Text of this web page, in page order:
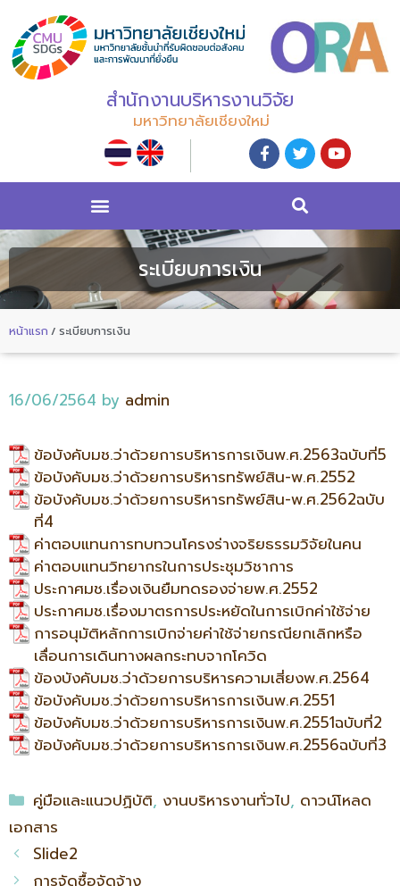
สำนักงานบริหารงานวิจัย
มหาวิทยาลัยเชียงใหม่
ระเบียบการเงิน
หน้าแรก / ระเบียบการเงิน
16/06/2564 by admin
ข้อบังคับมช.ว่าด้วยการบริหารการเงินพ.ศ.2563ฉบับที่5
ข้อบังคับมช.ว่าด้วยการบริหารทรัพย์สิน-พ.ศ.2552
ข้อบังคับมช.ว่าด้วยการบริหารทรัพย์สิน-พ.ศ.2562ฉบับ
ที่4
ค่าตอบแทนการทบทวนโครงร่างจริยธรรมวิจัยในคน
ค่าตอบแทนวิทยากรในการประชุมวิชาการ
ประกาศมช.เรื่องเงินยืมทดรองจ่ายพ.ศ.2552
ประกาศมช.เรื่องมาตรการประหยัดในการเบิกค่าใช้จ่าย
การอนุมัติหลักการเบิกจ่ายค่าใช้จ่ายกรณียกเลิกหรือ
เลื่อนการเดินทางผลกระทบจากโควิด
ข้องบังคับมช.ว่าด้วยการบริหารความเสี่ยงพ.ศ.2564
ข้อบังคับมช.ว่าด้วยการบริหารการเงินพ.ศ.2551
ข้อบังคับมช.ว่าด้วยการบริหารการเงินพ.ศ.2551ฉบับที่2
ข้อบังคับมช.ว่าด้วยการบริหารการเงินพ.ศ.2556ฉบับที่3
คู่มือและแนวปฏิบัติ, งานบริหารงานทั่วไป, ดาวน์โหลด
เอกสาร
Slide2
การจัดซื้อจัดจ้าง